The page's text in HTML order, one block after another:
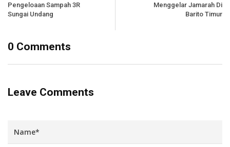
Pengeloaan Sampah 3R
Sungai Undang
Menggelar Jamarah Di
Barito Timur
0 Comments
Leave Comments